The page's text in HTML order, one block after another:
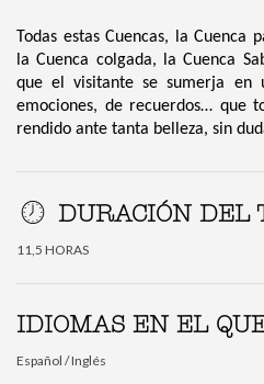
Todas estas Cuencas, la Cuenca
la Cuenca colgada, la Cuenca
que el visitante se sumerja en
emociones, de recuerdos… que
rendido ante tanta belleza, sin
DURACIÓN DEL
11,5 HORAS
IDIOMAS EN EL
Español / Inglés